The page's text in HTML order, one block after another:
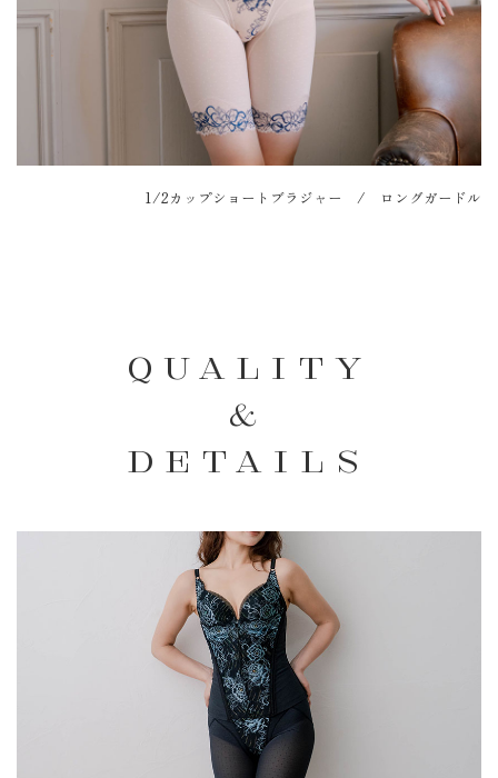
1/2カップショートブラジャー / ロングガードル
QUALITY
&
DETAILS